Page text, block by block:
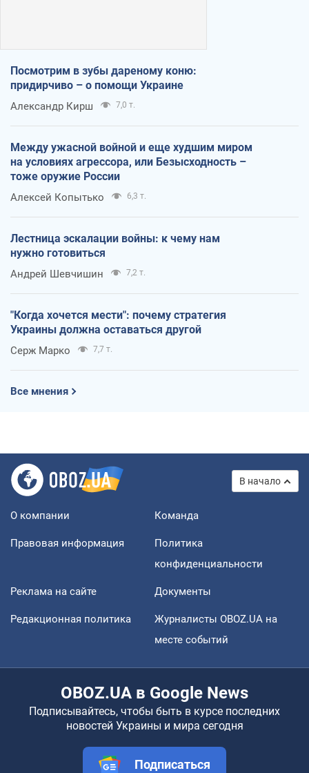
Посмотрим в зубы дареному коню:
придирчиво – о помощи Украине
Александр Кирш 7,0 т.
Между ужасной войной и еще худшим миром
на условиях агрессора, или Безысходность –
тоже оружие России
Алексей Копытько 6,3 т.
Лестница эскалации войны: к чему нам
нужно готовиться
Андрей Шевчишин 7,2 т.
"Когда хочется мести": почему стратегия
Украины должна оставаться другой
Серж Марко 7,7 т.
Все мнения
В начало
О компании Команда
Правовая информация
Политика
конфиденциальности
Реклама на сайте Документы
Редакционная политика
Журналисты OBOZ.UA на
месте событий
OBOZ.UA в Google News
Подписывайтесь, чтобы быть в курсе последних
новостей Украины и мира сегодня
Подписаться